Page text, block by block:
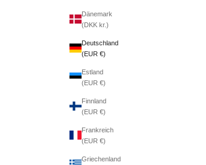
Dänemark
(DKK kr.)
Deutschland
(EUR €)
Estland
(EUR €)
Finnland
(EUR €)
Frankreich
(EUR €)
Griechenland